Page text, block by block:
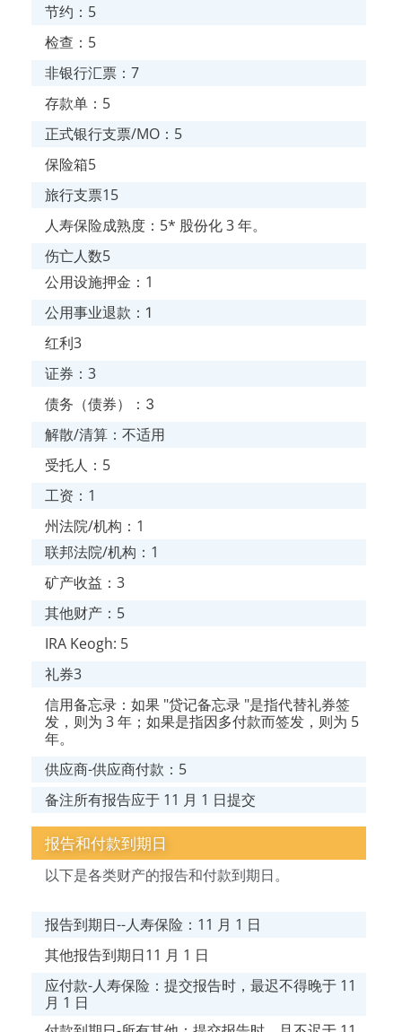
节约：5
检查：5
非银行汇票：7
存款单：5
正式银行支票/MO：5
保险箱5
旅行支票15
人寿保险成熟度：5* 股份化 3 年。
伤亡人数5
公用设施押金：1
公用事业退款：1
红利3
证券：3
债务（债券）：3
解散/清算：不适用
受托人：5
工资：1
州法院/机构：1
联邦法院/机构：1
矿产收益：3
其他财产：5
IRA Keogh: 5
礼券3
信用备忘录：如果 "贷记备忘录 "是指代替礼券签
发，则为 3 年；如果是指因多付款而签发，则为 5
年。
供应商-供应商付款：5
备注所有报告应于 11 月 1 日提交
报告和付款到期日
以下是各类财产的报告和付款到期日。
报告到期日--人寿保险：11 月 1 日
其他报告到期日11 月 1 日
应付款-人寿保险：提交报告时，最迟不得晚于 11
月 1 日